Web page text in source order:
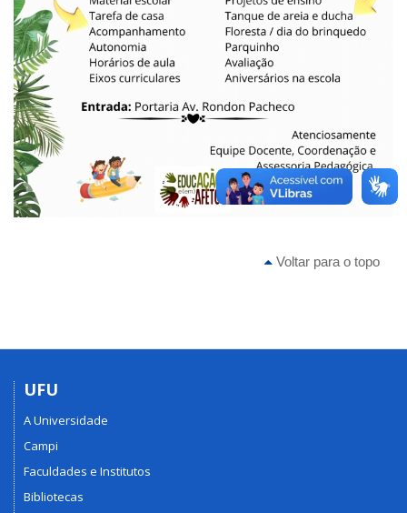
Voltar para o topo
UFU
A Universidade
Campi
Faculdades e Institutos
Bibliotecas